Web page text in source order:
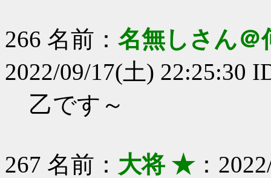
266 名前： 名無しさん＠
2022/09/17(土) 22:25:30
乙です～
267 名前： 大将 ★：